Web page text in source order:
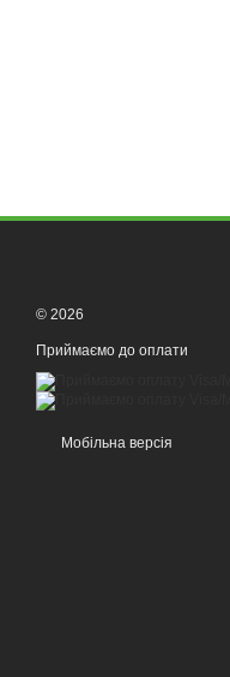
© 2026
Приймаємо до оплати
Мобільна версія